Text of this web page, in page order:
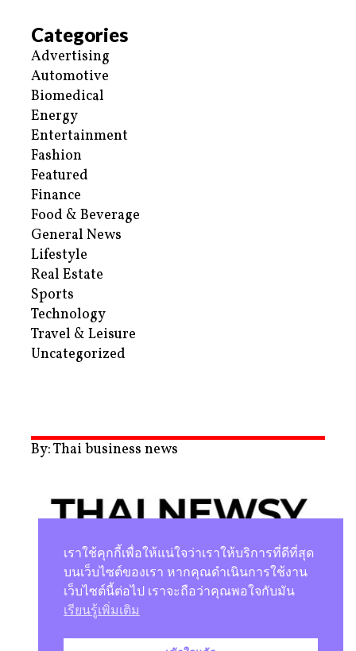
Categories
Advertising
Automotive
Biomedical
Energy
Entertainment
Fashion
Featured
Finance
Food & Beverage
General News
Lifestyle
Real Estate
Sports
Technology
Travel & Leisure
Uncategorized
By: Thai business news
นโยบายความเป็นส่วนตัว
เราใช้คุกกี้เพื่อให้แน่ใจว่าเราให้บริการที่ดีที่สุด
บนเว็บไซต์ของเรา หากคุณดำเนินการใช้งาน
เว็บไซต์นี้ต่อไป เราจะถือว่าคุณพอใจกับมัน
เรียนรู้เพิ่มเติม